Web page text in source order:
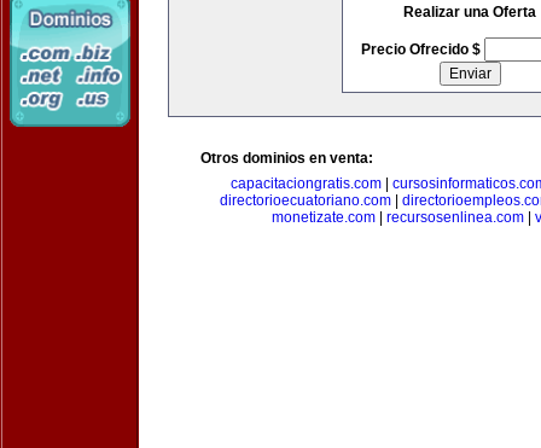
Realizar una Oferta
Precio Ofrecido $
Otros dominios en venta:
capacitaciongratis.com|
directorioecuatoriano.com
monetizate.com
recursosenlinea.com